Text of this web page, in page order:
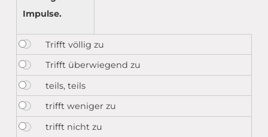
Impulse.